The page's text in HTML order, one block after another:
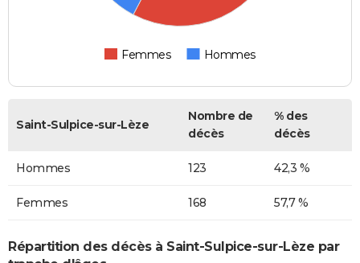
Femmes Hommes
Saint-Sulpice-sur-Lèze
Nombre de
décès
% des
décès
Hommes 123 42,3 %
Femmes 168 57,7 %
Répartition des décès à Saint-Sulpice-sur-Lèze par